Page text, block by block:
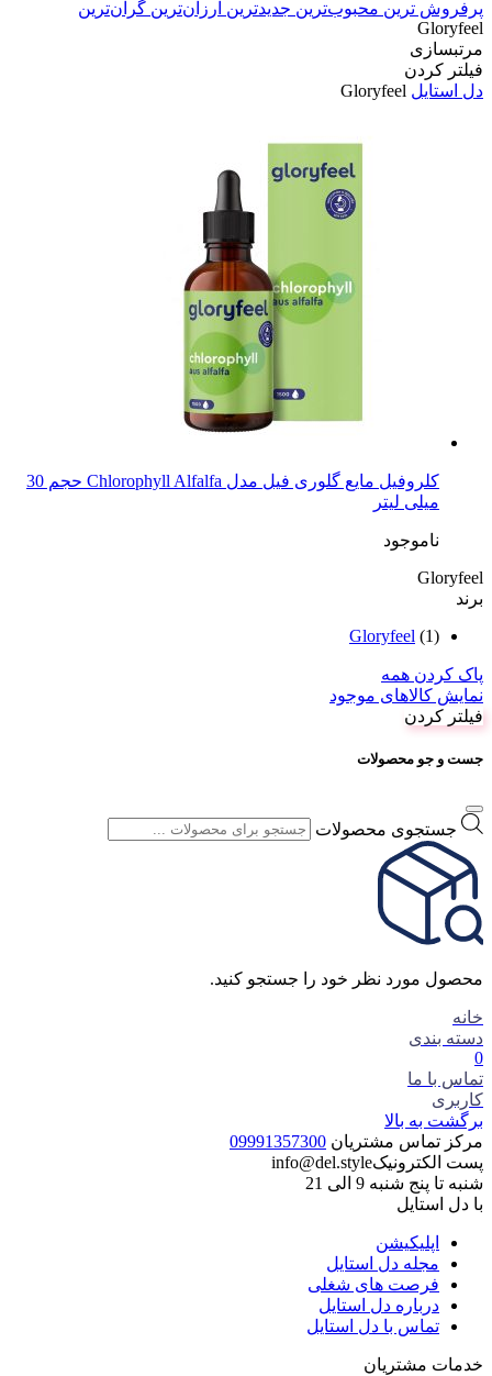
پرفروش ترین محبوب‌ترین جدیدترین ارزان‌ترین گران‌ترین
Gloryfeel
مرتبسازی
فیلتر کردن
دل استایل Gloryfeel
کلروفیل مایع گلوری فیل مدل Chlorophyll Alfalfa حجم 30
میلی لیتر
ناموجود
Gloryfeel
برند
Gloryfeel (1)
پاک کردن همه
نمایش کالاهای موجود
فیلتر کردن
جست و جو محصولات
جستجوی محصولات
محصول مورد نظر خود را جستجو کنید.
خانه
دسته بندی
0
تماس با ما
کاربری
برگشت به بالا
مرکز تماس مشتریان 09991357300
پست الکترونیکinfo@del.style
شنبه تا پنج شنبه 9 الی 21
با دل استایل
اپلیکیشن
مجله دل استایل
فرصت های شغلی
درباره دل استایل
تماس با دل استایل
خدمات مشتریان